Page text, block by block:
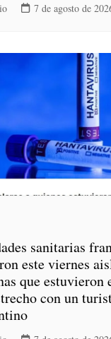
7 de agosto de
sanitarias
este viernes
que estuvieron
con un